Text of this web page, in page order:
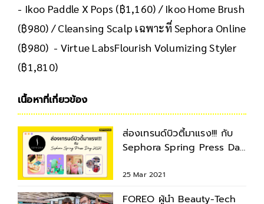
- Ikoo Paddle X Pops (฿1,160) / Ikoo Home Brush
(฿980) / Cleansing Scalp เฉพาะที่ Sephora Online
(฿980) - Virtue LabsFlourish Volumizing Styler
(฿1,810)
เนื้อหาที่เกี่ยวข้อง
ส่องเทรนด์บิวตี้มาแรง!!! กับ
Sephora Spring Press Day
25 Mar 2021
FOREO ผู้นำ Beauty-Tech